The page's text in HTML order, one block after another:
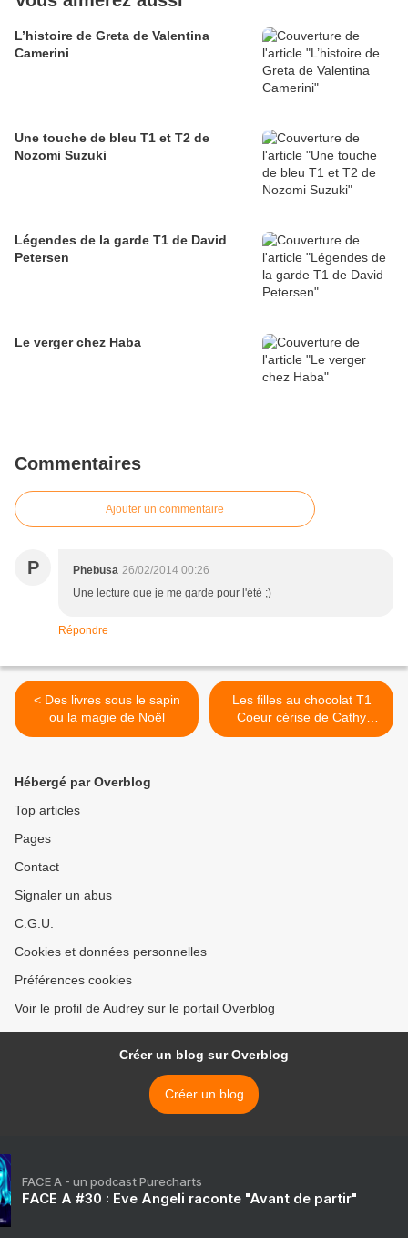
L’histoire de Greta de Valentina
Camerini
Une touche de bleu T1 et T2 de
Nozomi Suzuki
Légendes de la garde T1 de David
Petersen
Le verger chez Haba
Commentaires
Ajouter un commentaire
P Phebusa 26/02/2014 00:26
Une lecture que je me garde pour l'été ;)
Répondre
< Des livres sous le sapin
ou la magie de Noël
Les filles au chocolat T1
Coeur cérise de Cathy
Cassidy >
Hébergé par Overblog
Top articles
Pages
Contact
Signaler un abus
C.G.U.
Cookies et données personnelles
Préférences cookies
Voir le profil de Audrey sur le portail Overblog
Créer un blog sur Overblog
Créer un blog
FACE A - un podcast Purecharts
FACE A #30 : Eve Angeli raconte "Avant de partir"